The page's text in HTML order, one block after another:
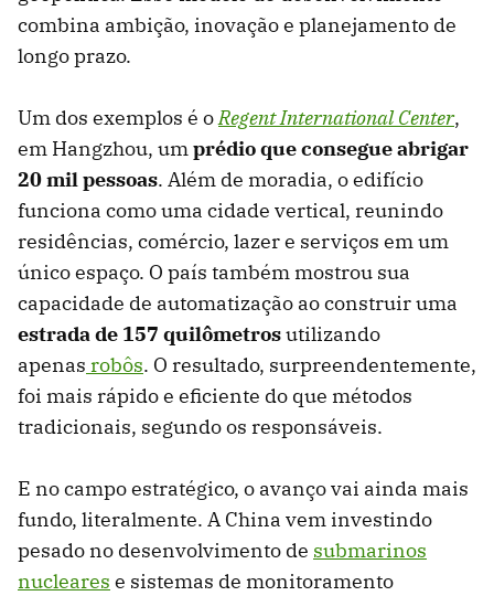
combina ambição, inovação e planejamento de
longo prazo.
Um dos exemplos é oRegent International Center,
em Hangzhou, umprédio que consegue abrigar
20 mil pessoas. Além de moradia, o edifício
funciona como uma cidade vertical, reunindo
residências, comércio, lazer e serviços em um
único espaço. O país também mostrou sua
capacidade de automatização ao construir uma
estrada de 157 quilômetrosutilizando
apenas robôs. O resultado, surpreendentemente,
foi mais rápido e eficiente do que métodos
tradicionais, segundo os responsáveis.
E no campo estratégico, o avanço vai ainda mais
fundo, literalmente. A China vem investindo
pesado no desenvolvimento de submarinos
nucleares e sistemas de monitoramento